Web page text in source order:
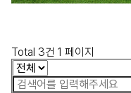
Total 3건 1 페이지